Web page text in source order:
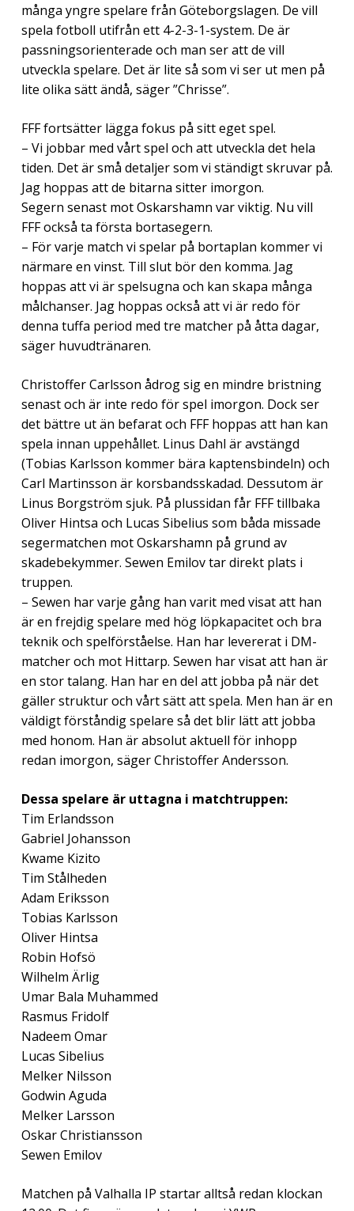
många yngre spelare från Göteborgslagen. De vill
spela fotboll utifrån ett 4-2-3-1-system. De är
passningsorienterade och man ser att de vill
utveckla spelare. Det är lite så som vi ser ut men på
lite olika sätt ändå, säger ”Chrisse”.
FFF fortsätter lägga fokus på sitt eget spel.
– Vi jobbar med vårt spel och att utveckla det hela
tiden. Det är små detaljer som vi ständigt skruvar på.
Jag hoppas att de bitarna sitter imorgon.
Segern senast mot Oskarshamn var viktig. Nu vill
FFF också ta första bortasegern.
– För varje match vi spelar på bortaplan kommer vi
närmare en vinst. Till slut bör den komma. Jag
hoppas att vi är spelsugna och kan skapa många
målchanser. Jag hoppas också att vi är redo för
denna tuffa period med tre matcher på åtta dagar,
säger huvudtränaren.
Christoffer Carlsson ådrog sig en mindre bristning
senast och är inte redo för spel imorgon. Dock ser
det bättre ut än befarat och FFF hoppas att han kan
spela innan uppehållet. Linus Dahl är avstängd
(Tobias Karlsson kommer bära kaptensbindeln) och
Carl Martinsson är korsbandsskadad. Dessutom är
Linus Borgström sjuk. På plussidan får FFF tillbaka
Oliver Hintsa och Lucas Sibelius som båda missade
segermatchen mot Oskarshamn på grund av
skadebekymmer. Sewen Emilov tar direkt plats i
truppen.
– Sewen har varje gång han varit med visat att han
är en frejdig spelare med hög löpkapacitet och bra
teknik och spelförståelse. Han har levererat i DM-
matcher och mot Hittarp. Sewen har visat att han är
en stor talang. Han har en del att jobba på när det
gäller struktur och vårt sätt att spela. Men han är en
väldigt förståndig spelare så det blir lätt att jobba
med honom. Han är absolut aktuell för inhopp
redan imorgon, säger Christoffer Andersson.
Dessa spelare är uttagna i matchtruppen:
Tim Erlandsson
Gabriel Johansson
Kwame Kizito
Tim Stålheden
Adam Eriksson
Tobias Karlsson
Oliver Hintsa
Robin Hofsö
Wilhelm Ärlig
Umar Bala Muhammed
Rasmus Fridolf
Nadeem Omar
Lucas Sibelius
Melker Nilsson
Godwin Aguda
Melker Larsson
Oskar Christiansson
Sewen Emilov
Matchen på Valhalla IP startar alltså redan klockan